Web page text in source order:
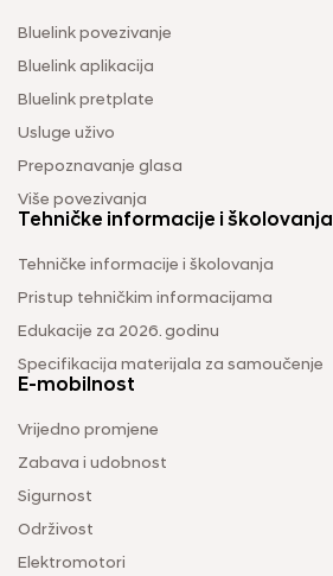
Bluelink povezivanje
Bluelink aplikacija
Bluelink pretplate
Usluge uživo
Prepoznavanje glasa
Više povezivanja
Tehničke informacije i školovanja
Tehničke informacije i školovanja
Pristup tehničkim informacijama
Edukacije za 2026. godinu
Specifikacija materijala za samoučenje
E-mobilnost
Vrijedno promjene
Zabava i udobnost
Sigurnost
Održivost
Elektromotori